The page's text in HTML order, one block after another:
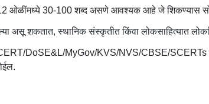
12 ओळींमध्ये 30-100 शब्द असणे आवश्यक आहे जे शिकण्यास
असू शकतात, स्थानिक संस्कृतीत किंवा लोकसाहित्यात
DoSE&L/MyGov/KVS/NVS/CBSE/SCERTs